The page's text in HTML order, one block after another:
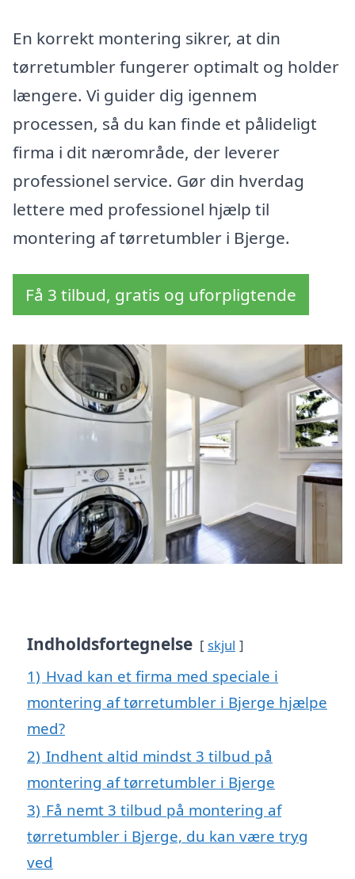
En korrekt montering sikrer, at din
tørretumbler fungerer optimalt og holder
længere. Vi guider dig igennem
processen, så du kan finde et pålideligt
firma i dit nærområde, der leverer
professionel service. Gør din hverdag
lettere med professionel hjælp til
montering af tørretumbler i Bjerge.
Få 3 tilbud, gratis og uforpligtende
Indholdsfortegnelse skjul
1) Hvad kan et firma med speciale i
montering af tørretumbler i Bjerge hjælpe
med?
2) Indhent altid mindst 3 tilbud på
montering af tørretumbler i Bjerge
3) Få nemt 3 tilbud på montering af
tørretumbler i Bjerge, du kan være tryg
ved